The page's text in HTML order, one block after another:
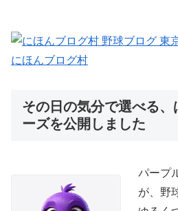
にほんブログ村
その日の気分で選べる、
ーズを公開しました
パープ
が、野